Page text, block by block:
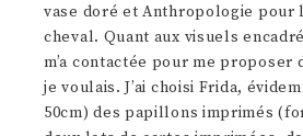
vase doré et Anthropologie pour
cheval. Quant aux visuels
m’a contactée pour me proposer
je voulais. J’ai choisi Frida,
50cm) des papillons imprimés